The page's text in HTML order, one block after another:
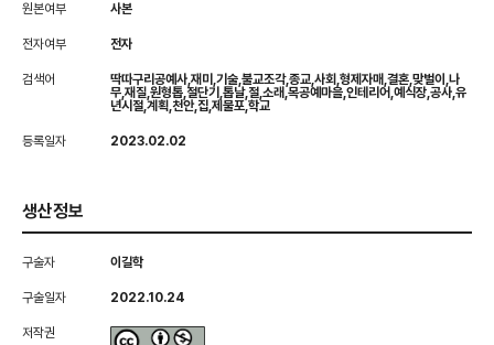
원본여부 사본
전자여부 전자
검색어
딱따구리공예사,재미,기술,불교조각,종교,사회,형제자매,결혼,맞벌이,나
무,재질,원형톱,절단기,톱날,절,소래,목공예마을,인테리어,예식장,공사,유
년시절,계획,천안,집,제물포,학교
등록일자 2023.02.02
생산정보
구술자 이길학
구술일자 2022.10.24
저작권